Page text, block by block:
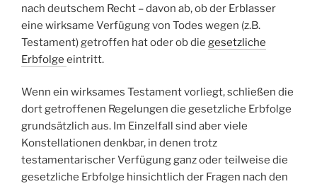
nach deutschem Recht – davon ab, ob der Erblasser
eine wirksame Verfügung von Todes wegen (z.B.
Testament) getroffen hat oder ob die gesetzliche
Erbfolge eintritt.
Wenn ein wirksames Testament vorliegt, schließen die
dort getroffenen Regelungen die gesetzliche Erbfolge
grundsätzlich aus. Im Einzelfall sind aber viele
Konstellationen denkbar, in denen trotz
testamentarischer Verfügung ganz oder teilweise die
gesetzliche Erbfolge hinsichtlich der Fragen nach den